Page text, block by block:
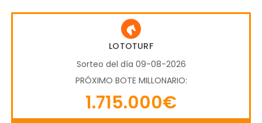
LOTOTURF
Sorteo del día 09-08-2026
PRÓXIMO BOTE MILLONARIO:
1.715.000€